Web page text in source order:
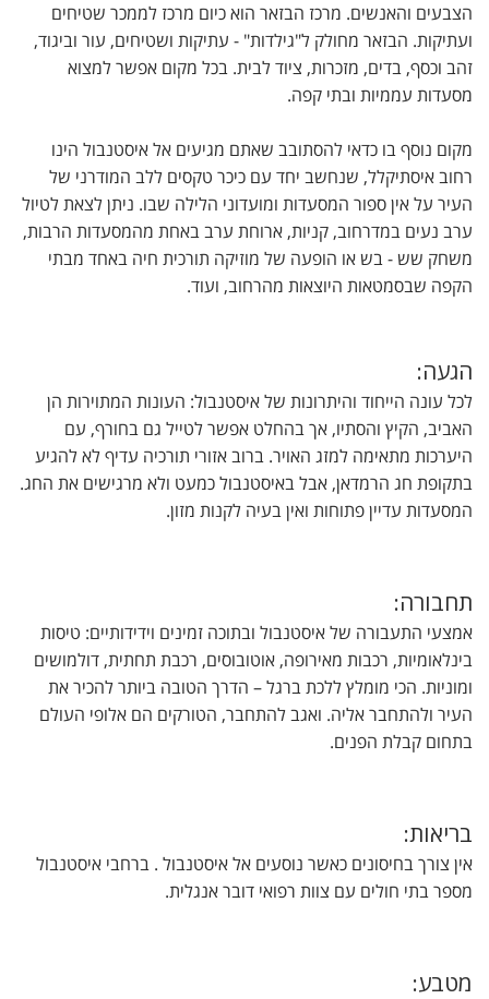
הצבעים והאנשים. מרכז הבזאר הוא כיום מרכז לממכר שטיחים
ועתיקות. הבזאר מחולק ל"גילדות" - עתיקות ושטיחים, עור וביגוד,
זהב וכסף, בדים, מזכרות, ציוד לבית. בכל מקום אפשר למצוא
מסעדות עממיות ובתי קפה.
מקום נוסף בו כדאי להסתובב שאתם מגיעים אל איסטנבול הינו
רחוב איסתיקלל, שנחשב יחד עם כיכר טקסים ללב המודרני של
העיר על אין ספור המסעדות ומועדוני הלילה שבו. ניתן לצאת לטיול
ערב נעים במדרחוב, קניות, ארוחת ערב באחת מהמסעדות הרבות,
משחק שש - בש או הופעה של מוזיקה תורכית חיה באחד מבתי
הקפה שבסמטאות היוצאות מהרחוב, ועוד.
הגעה:
לכל עונה הייחוד והיתרונות של איסטנבול: העונות המתוירות הן
האביב, הקיץ והסתיו, אך בהחלט אפשר לטייל גם בחורף, עם
היערכות מתאימה למזג האויר. ברוב אזורי תורכיה עדיף לא להגיע
בתקופת חג הרמדאן, אבל באיסטנבול כמעט ולא מרגישים את החג.
המסעדות עדיין פתוחות ואין בעיה לקנות מזון.
תחבורה:
אמצעי התעבורה של איסטנבול ובתוכה זמינים וידידותיים: טיסות
בינלאומיות, רכבות מאירופה, אוטובוסים, רכבת תחתית, דולמושים
ומוניות. הכי מומלץ ללכת ברגל – הדרך הטובה ביותר להכיר את
העיר ולהתחבר אליה. ואגב להתחבר, הטורקים הם אלופי העולם
בתחום קבלת הפנים.
בריאות:
אין צורך בחיסונים כאשר נוסעים אל איסטנבול . ברחבי איסטנבול
מספר בתי חולים עם צוות רפואי דובר אנגלית.
מטבע: